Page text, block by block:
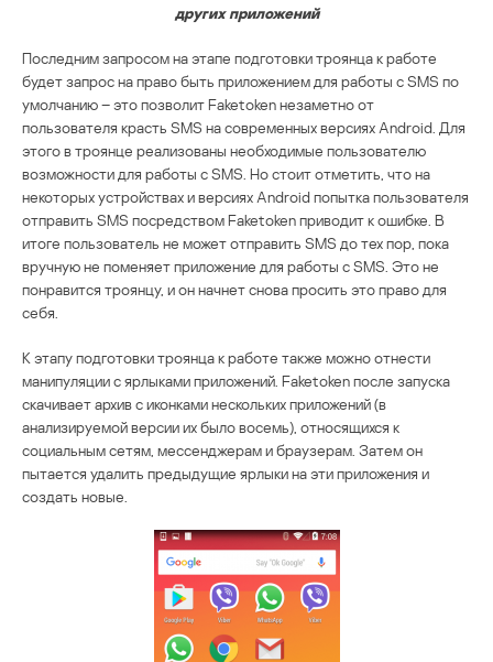
других приложений
Последним запросом на этапе подготовки троянца к работе
будет запрос на право быть приложением для работы с SMS по
умолчанию – это позволит Faketoken незаметно от
пользователя красть SMS на современных версиях Android. Для
этого в троянце реализованы необходимые пользователю
возможности для работы с SMS. Но стоит отметить, что на
некоторых устройствах и версиях Android попытка пользователя
отправить SMS посредством Faketoken приводит к ошибке. В
итоге пользователь не может отправить SMS до тех пор, пока
вручную не поменяет приложение для работы с SMS. Это не
понравится троянцу, и он начнет снова просить это право для
себя.
К этапу подготовки троянца к работе также можно отнести
манипуляции с ярлыками приложений. Faketoken после запуска
скачивает архив с иконками нескольких приложений (в
анализируемой версии их было восемь), относящихся к
социальным сетям, мессенджерам и браузерам. Затем он
пытается удалить предыдущие ярлыки на эти приложения и
создать новые.